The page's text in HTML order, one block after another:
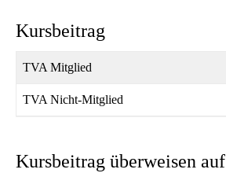
Kursbeitrag
TVA Mitglied
TVA Nicht-Mitglied
Kursbeitrag überweisen auf